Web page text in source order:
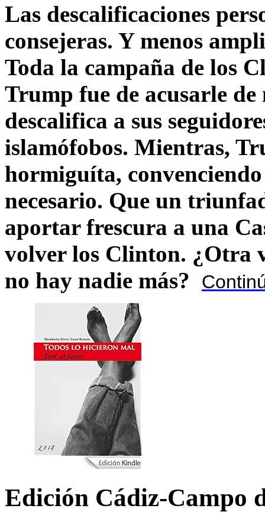
Las descalificaciones
consejeras. Y menos
Toda la campaña de los
Trump fue de acusarle
descalifica a sus
islamófobos. Mientras,
hormiguíta,
necesario. Que un
aportar frescura a una
volver los Clinton. ¿Otra
no hay nadie más?
Edición Cádiz-Campo